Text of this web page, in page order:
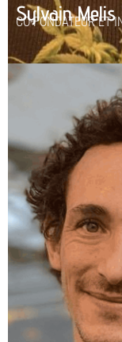
Sylvain Melis
CO-FONDATEUR ET